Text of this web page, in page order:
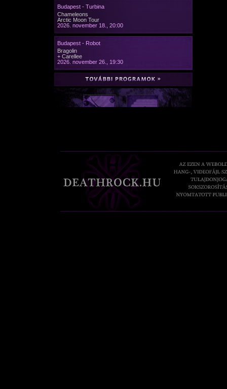
Budapest - Turbina
Chameleons
Arctic Moon Tour
2026. november 18., 20:00
Budapest - Robot
Bragolin
+ Carellee
2026. november 26., 19:30